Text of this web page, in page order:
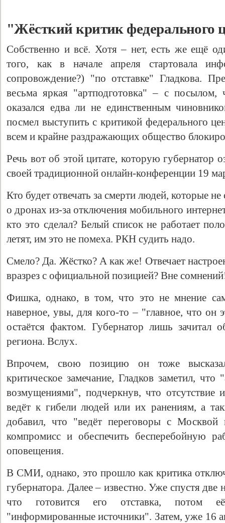
"Жёсткий критик федерального
Собственно и всё. Хотя – нет, есть же ещё
того, как в начале апреля стартовала
сопровождение?) "по отставке" Гладкова.
весьма яркая "артподготовка" – с посылом,
оказался едва ли не единственным
посмел выступить с критикой федерального
всем и крайне раздражающих общество
Речь вот об этой цитате, которую губернатор
своей традиционной онлайн-конференции 19
Кто будет отвечать за смерти людей, которые
о дронах из-за отключения мобильного
кто это сделал? Белый список не работает
летят, им это не помеха. РКН судить надо.
Смело? Да. Жёстко? А как же! Отвечает
вразрез с официальной позицией? Вне
Фишка, однако, в том, что это не мнение
наверное, увы, для кого-то – "главное, что он
остаётся фактом. Губернатор лишь зачитал
региона. Вслух.
Впрочем, свою позицию он тоже
критическое замечание, Гладков заметил, что
возмущениями", подчеркнув, что отсутствие
ведёт к гибели людей или их ранениям, а
добавил, что "ведёт переговоры с
компромисс и обеспечить бесперебойную
оповещения.
В СМИ, однако, это прошло как критика
губернатора. Далее – известно. Уже спустя
что готовится его отставка, потом её
"информированные источники". Затем, уже 16